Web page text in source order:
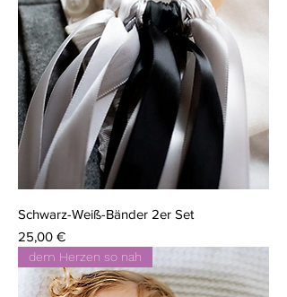
Schwarz-Weiß-Bänder 2er Set
Preis
25,00 €
dem Herzen so nah